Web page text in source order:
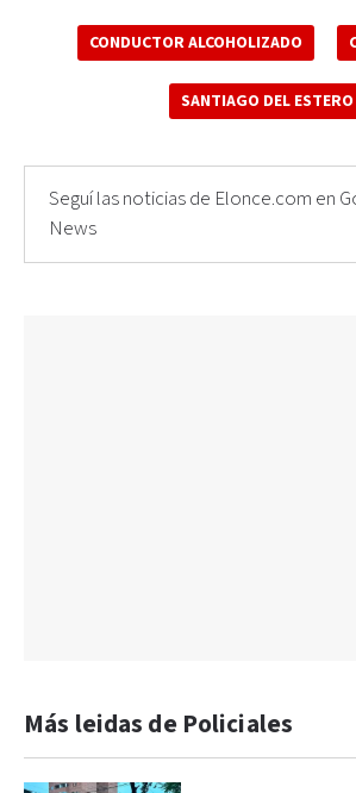
CONDUCTOR ALCOHOLIZADO
SANTIAGO DEL ESTERO
Seguí las noticias de Elonce.com en
News
Más leidas de Policiales